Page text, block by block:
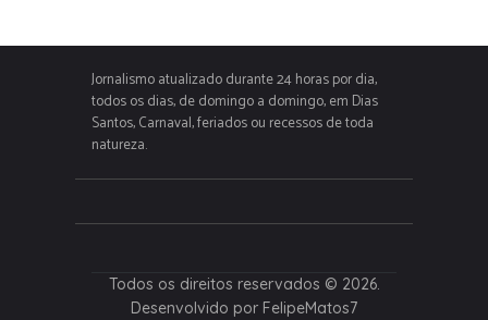
Jornalismo atualizado durante 24 horas por dia,
todos os dias, de domingo a domingo, em Dias
Santos, Carnaval, feriados ou recessos de toda
natureza.
Todos os direitos reservados © 2026.
Desenvolvido por FelipeMatos7